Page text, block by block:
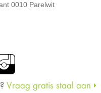
0010 Parelwit
Vraag gratis staal aan